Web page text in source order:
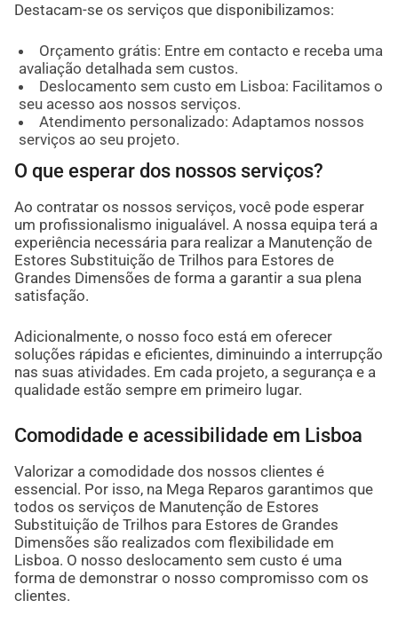
Destacam-se os serviços que disponibilizamos:
Orçamento grátis: Entre em contacto e receba uma
avaliação detalhada sem custos.
Deslocamento sem custo em Lisboa: Facilitamos o
seu acesso aos nossos serviços.
Atendimento personalizado: Adaptamos nossos
serviços ao seu projeto.
O que esperar dos nossos serviços?
Ao contratar os nossos serviços, você pode esperar
um profissionalismo inigualável. A nossa equipa terá a
experiência necessária para realizar a Manutenção de
Estores Substituição de Trilhos para Estores de
Grandes Dimensões de forma a garantir a sua plena
satisfação.
Adicionalmente, o nosso foco está em oferecer
soluções rápidas e eficientes, diminuindo a interrupção
nas suas atividades. Em cada projeto, a segurança e a
qualidade estão sempre em primeiro lugar.
Comodidade e acessibilidade em Lisboa
Valorizar a comodidade dos nossos clientes é
essencial. Por isso, na Mega Reparos garantimos que
todos os serviços de Manutenção de Estores
Substituição de Trilhos para Estores de Grandes
Dimensões são realizados com flexibilidade em
Lisboa. O nosso deslocamento sem custo é uma
forma de demonstrar o nosso compromisso com os
clientes.